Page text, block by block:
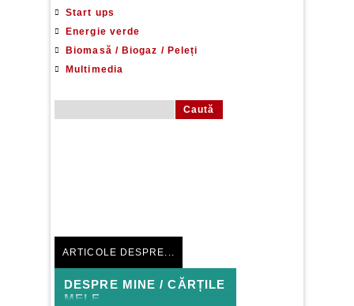
Start ups
Energie verde
Biomasă / Biogaz / Peleți
Multimedia
ARTICOLE DESPRE...
DESPRE MINE / CĂRȚILE
MELE